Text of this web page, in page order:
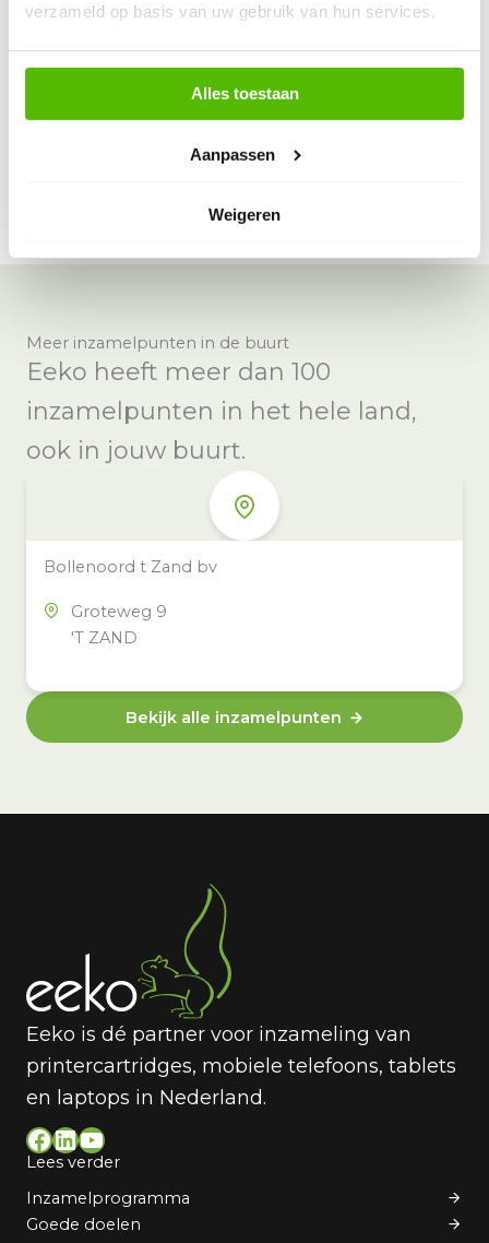
verzameld op basis van uw gebruik van hun services.
Alles toestaan
Aanpassen
Weigeren
De meest voorkomende vragen over onze dienst vind
Bekijk alle antwoorden
Meer inzamelpunten in de buurt
Eeko heeft meer dan 100
inzamelpunten in het hele land,
ook in jouw buurt.
Bollenoord t Zand bv
Groteweg 9
'T ZAND
Bekijk alle inzamelpunten
Eeko is dé partner voor inzameling van
printercartridges, mobiele telefoons, tablets
en laptops in Nederland.
Facebook LinkedIn YouTube
Lees verder
Inzamelprogramma
Goede doelen